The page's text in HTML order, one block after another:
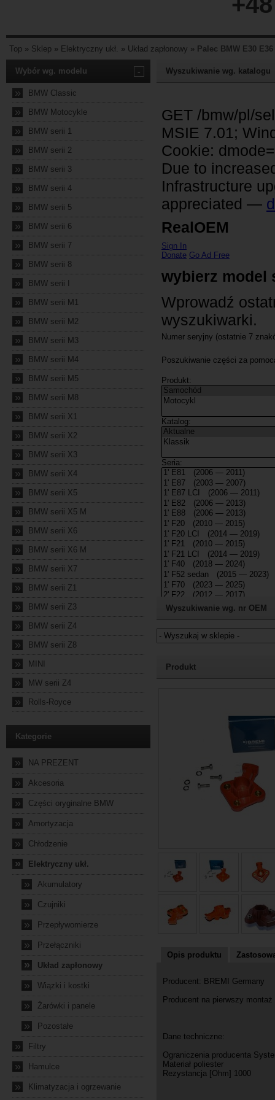
Top » Sklep » Elektryczny ukł. » Układ zapłonowy » Palec BMW E30
Wybór wg. modelu -
» BMW Classic
» BMW Motocykle
» BMW serii 1
» BMW serii 2
» BMW serii 3
» BMW serii 4
» BMW serii 5
» BMW serii 6
» BMW serii 7
» BMW serii 8
» BMW serii I
» BMW serii M1
» BMW serii M2
» BMW serii M3
» BMW serii M4
» BMW serii M5
» BMW serii M8
» BMW serii X1
» BMW serii X2
» BMW serii X3
» BMW serii X4
» BMW serii X5
» BMW serii X5 M
» BMW serii X6
» BMW serii X6 M
» BMW serii X7
» BMW serii Z1
» BMW serii Z3
» BMW serii Z4
» BMW serii Z8
» MINI
» MW serii Z4
» Rolls-Royce
Kategorie
» NA PREZENT
» Akcesoria
» Części oryginalne BMW
» Amortyzacja
» Chłodzenie
» Elektryczny ukł.
» Akumulatory
» Czujniki
» Przepływomierze
» Przełączniki
» Układ zapłonowy
» Wiązki i kostki
» Żarówki i panele
» Pozostałe
» Filtry
» Hamulce
» Klimatyzacja i ogrzewanie
Wyszukiwanie wg. katalogu
Wyszukiwanie wg. nr OEM
Produkt
Opis produktu
Producent: BREMI Germany
Producent na pierwszy
Dane techniczne:
Ograniczenia producenta
Materiał poliester
Rezystancja [Ohm] 1000